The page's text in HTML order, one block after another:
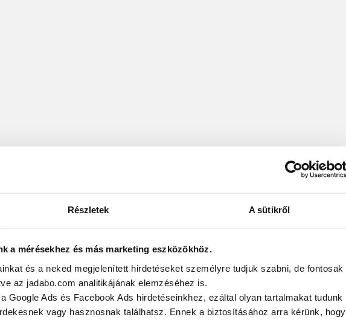
Részletek A sütikről
a mérésekhez és más marketing eszközökhöz.
és a neked megjelenített hirdetéseket személyre tudjuk szabni, de fontosak
az jadabo.com analitikájának elemzéséhez is.
Google Ads és Facebook Ads hirdetéseinkhez, ezáltal olyan tartalmakat tudunk
vagy hasznosnak találhatsz. Ennek a biztosításához arra kérünk, hogy